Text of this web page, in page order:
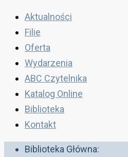
Aktualności
Filie
Oferta
Wydarzenia
ABC Czytelnika
Katalog Online
Biblioteka
Kontakt
Biblioteka Główna: